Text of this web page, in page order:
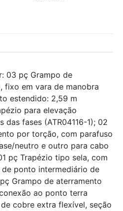
03 pç Grampo de
fixo em vara de manobra
estendido: 2,59 m
para elevação
das fases (ATR04116-1); 02
por torção, com parafuso
neutro e outro para cabo
pç Trapézio tipo sela, com
ponto intermediário de
Grampo de aterramento
ao ponto terra
cobre extra flexível, seção